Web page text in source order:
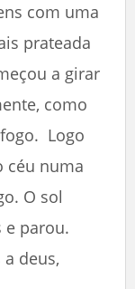
com uma
prateada
a girar
como
Logo
céu numa
O sol
e parou.
deus,